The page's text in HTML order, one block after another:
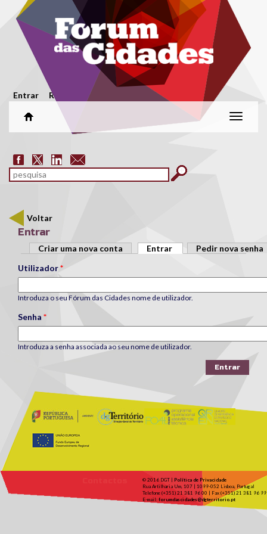
Passar para o conteúdo principal
Menu secundário
Entrar Registar
Alterar
Formulário de pesquisa
pesquisar
Voltar
Entrar
Separadores primários
Criar uma nova conta Entrar (separador ativo)
Pedir nova senha
Utilizador*
Introduza o seu Fórum das Cidades nome de utilizador.
Senha *
Introduza a senha associada ao seu nome de utilizador.
© 2016 DGT | Política de Privacidade
Rua Artilharia Um, 107 | 1099-052 Lisboa, Portugal
Telefone (+351) 21 381 96 00 | Fax (+351) 21 381 96 99
E-mail: forumdascidades@dgterritorio.pt